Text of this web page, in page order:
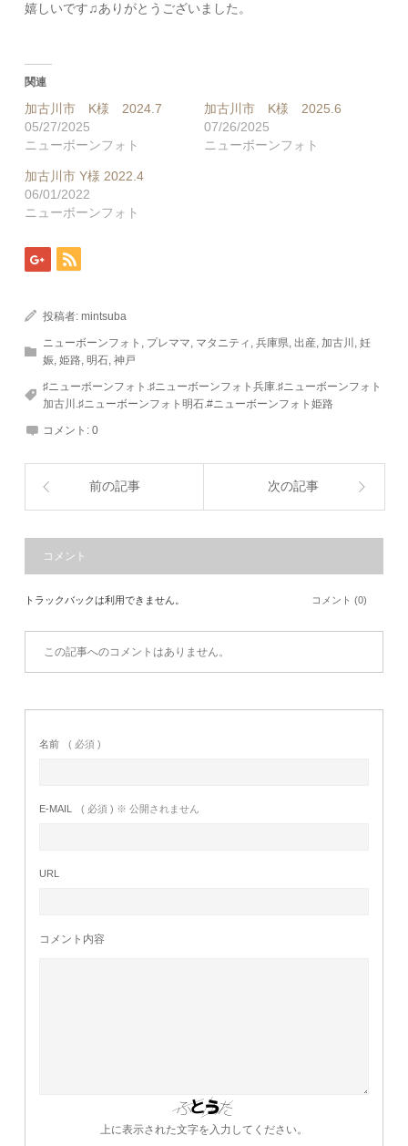
嬉しいです♫ありがとうございました。
関連
加古川市 K様 2024.7
05/27/2025
ニューボーンフォト
加古川市 K様 2025.6
07/26/2025
ニューボーンフォト
加古川市 Y様 2022.4
06/01/2022
ニューボーンフォト
投稿者:mintsuba
ニューボーンフォト プレママ マタニティ ,兵庫県 ,出産 加古川 ,妊
娠 ,姫路 ,明石 ,神戸
♯ニューボーンフォト.♯ニューボーンフォト兵庫.♯ニューボーンフォト
加古川.♯ニューボーンフォト明石.#ニューボーンフォト姫路
コメント:0
前の記事 次の記事
コメント
トラックバックは利用できません。 コメント (0)
この記事へのコメントはありません。
名前 ( 必須 )
E-MAIL ( 必須 ) ※ 公開されません
URL
コメント内容
上に表示された文字を入力してください。